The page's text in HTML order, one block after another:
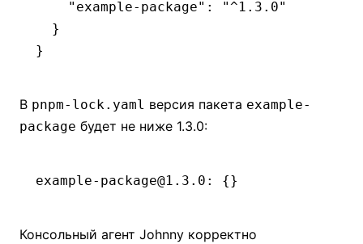
    "example-package"
:
"^1.3.0"
  }
}
В pnpm-lock.yaml версия пакета example-
package будет не ниже 1.3.0:
example-package@1.3.0 : {}
Консольный агент Johnny корректно